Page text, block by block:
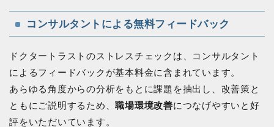
コンサルタントによる無料フィードバック
ドクタートラストのストレスチェックは、コンサルタント
によるフィードバックが基本料金に含まれています。
あらゆる⾓度からの分析をもとに課題を抽出し、改善策と
ともにご説明するため、職場環境改善につなげやすいと好
評をいただいています。